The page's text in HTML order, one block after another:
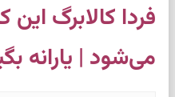
فردا کالابرگ
می‌شود | یارانه